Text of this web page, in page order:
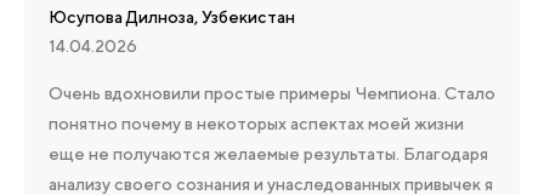
Юсупова Дилноза, Узбекистан
14.04.2026
Очень вдохновили простые примеры Чемпиона. Стало
понятно почему в некоторых аспектах моей жизни
еще не получаются желаемые результаты. Благодаря
анализу своего сознания и унаследованных привычек я